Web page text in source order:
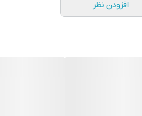
افزودن نظر